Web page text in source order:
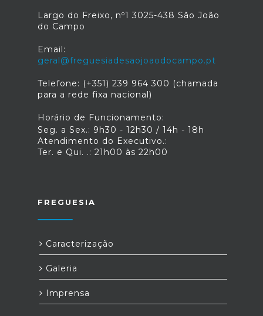
Largo do Freixo, nº1 3025-438 São João
do Campo
Email:
geral@freguesiadesaojoaodocampo.pt
Telefone: (+351) 239 964 300 (chamada
para a rede fixa nacional)
Horário de Funcionamento:
Seg. a Sex.: 9h30 - 12h30 / 14h - 18h
Atendimento do Executivo.:
Ter. e Qui. .: 21h00 às 22h00
FREGUESIA
Caracterização
Galeria
Imprensa